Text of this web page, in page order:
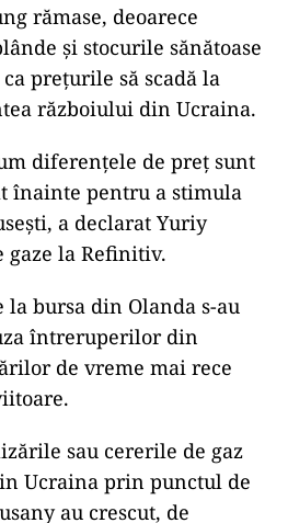
rămase, deoarece
și stocurile sănătoase
prețurile să scadă la
războiului din Ucraina.
diferențele de preț sunt
înainte pentru a stimula
a declarat Yuriy
gaze la Refinitiv.
la bursa din Olanda s-au
întreruperilor din
de vreme mai rece
sau cererile de gaz
Ucraina prin punctul de
au crescut, de